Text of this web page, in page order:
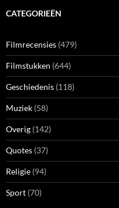
CATEGORIEËN
Filmrecensies (479)
Filmstukken (644)
Geschiedenis (118)
Muziek (58)
Overig (142)
Quotes (37)
Religie (94)
Sport (70)